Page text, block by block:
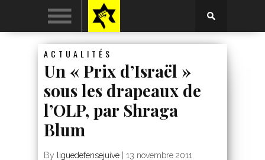
ACTUALITÉS
Un « Prix d’Israël »
sous les drapeaux de
l’OLP, par Shraga
Blum
By liguedefensejuive 13 novembre 2011